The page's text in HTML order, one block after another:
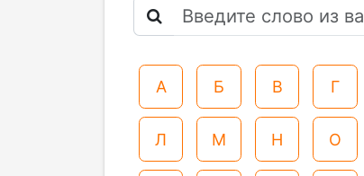
А Б В Г
Л М Н О